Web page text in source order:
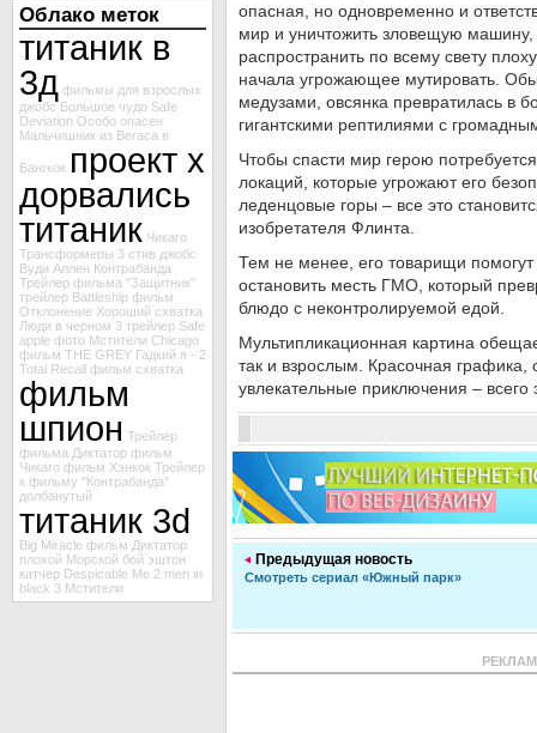
Облако меток
титаник в
3д фильмы для взрослых
джобс Большое чудо Safe
Deviation Особо опасен
Мальчишник из Вегаса в
Бангкок проект х
дорвались
титаник Чикаго
Трансформеры 3 стив джобс
Вуди Аллен Контрабанда
Трейлер фильма "Защитник"
трейлер Battleship фильм
Отклонение Хороший схватка
Люди в черном 3 трейлер Safe
apple фото Мстители Chicago
фильм THE GREY Гадкий я - 2
Total Recall фильм схватка
фильм
шпион Трейлер
фильма Диктатор фильм
Чикаго фильм Хэнкок Трейлер
к фильму "Контрабанда"
долбанутый
титаник 3d
Big Miracle фильм Диктатор
плохой Морской бой эштон
катчер Despicable Me 2 men in
black 3 Мстители
опасная, но одновременно и
мир и уничтожить зловещую машину,
распространить по всему свету
начала угрожающее мутировать.
медузами, овсянка превратилась в
гигантскими рептилиями с
Чтобы спасти мир герою
локаций, которые угрожают его
леденцовые горы – все это
изобретателя Флинта.
Тем не менее, его товарищи
остановить месть ГМО, который
блюдо с неконтролируемой едой.
Мультипликационная картина
так и взрослым. Красочная
увлекательные приключения – всего
Предыдущая новость
Смотреть сериал «Южный парк»